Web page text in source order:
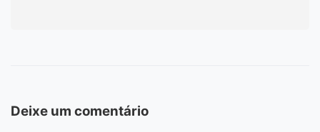
Deixe um comentário